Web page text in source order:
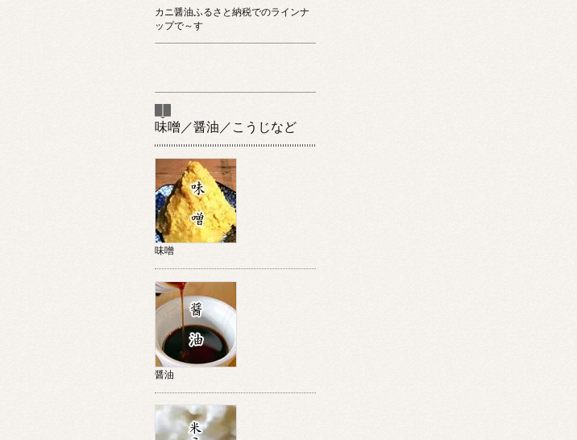
カニ醤油ふるさと納税でのラインナ
ップで～す
味噌／醤油／こうじなど
味噌
醤油